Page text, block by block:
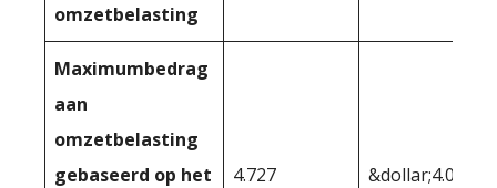
omzetbelasting
Maximumbedrag
aan
omzetbelasting
gebaseerd op het
4.727 &dollar;4.059